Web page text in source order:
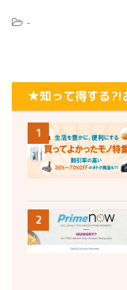
-
★知って得する?!
1
2